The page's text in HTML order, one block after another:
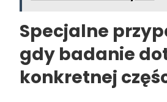
Specjalne
gdy badanie
konkretnej